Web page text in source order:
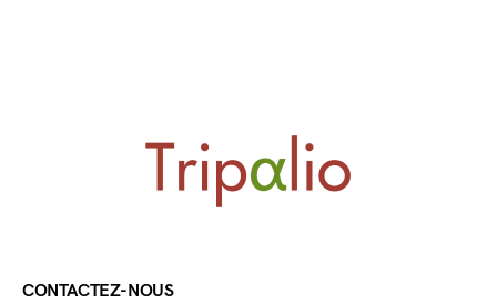
CONTACTEZ-NOUS